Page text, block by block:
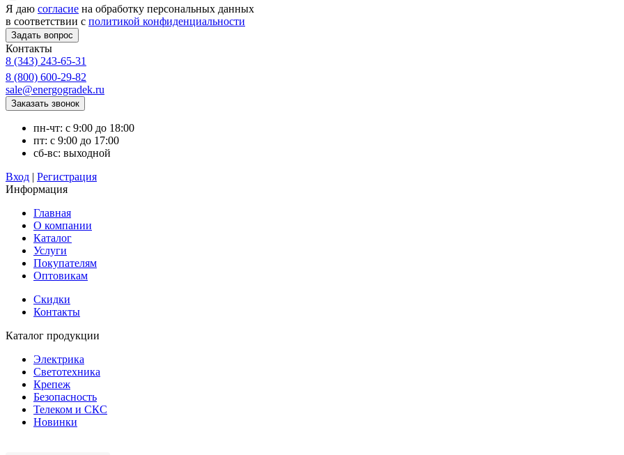
Я даю согласие на обработку персональных данных
в соответствии с политикой конфиденциальности
Контакты
8 (343) 243-65-31
8 (800) 600-29-82
sale@energogradek.ru
пн-чт: с 9:00 до 18:00
пт: с 9:00 до 17:00
сб-вс: выходной
Вход | Регистрация
Информация
Главная
О компании
Каталог
Услуги
Покупателям
Оптовикам
Скидки
Контакты
Каталог продукции
Электрика
Светотехника
Крепеж
Безопасность
Телеком и СКС
Новинки